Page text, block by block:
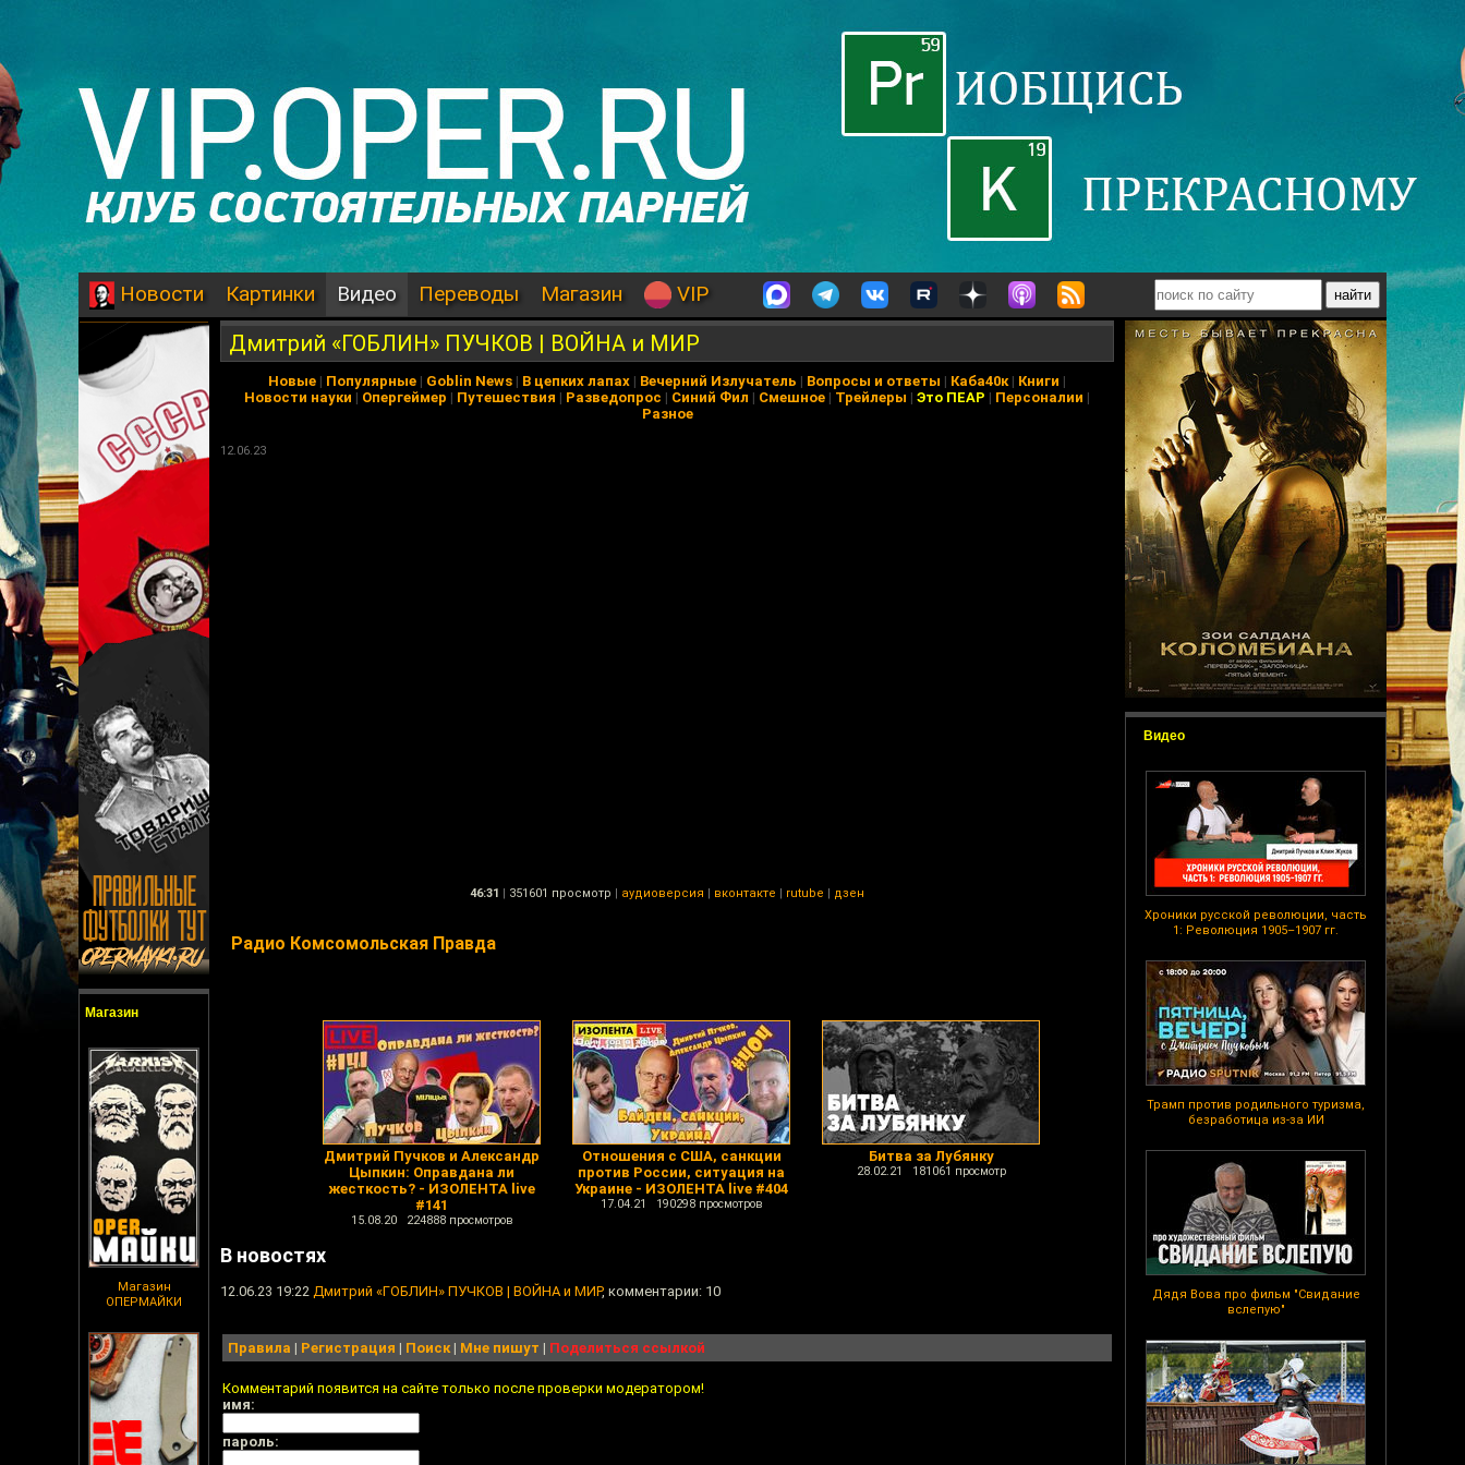
Новости Картинки Видео Переводы Магазин VIP
Магазин
Магазин
ОПЕРМАЙКИ
Видео
Хроники русской революции, часть
1: Революция 1905–1907 гг.
Трамп против родильного туризма,
безработица из-за ИИ
Дядя Вова про фильм "Свидание
вслепую"
Дмитрий «ГОБЛИН» ПУЧКОВ | ВОЙНА и МИР
Новые | Популярные | Goblin News | В цепких лапах | Вечерний Излучатель | Вопросы и ответы | Каба40к| Книги |
Новости науки | Опергеймер | Путешествия | Разведопрос | Синий Фил | Смешное | Трейлеры | Это ПЕАР | Персоналии |
Разное
12.06.23
46:31 | 351601 просмотр | аудиоверсия | вконтакте | rutube | дзен
Радио Комсомольская Правда
Дмитрий Пучков и Александр
Цыпкин: Оправдана ли
жесткость? - ИЗОЛЕНТА live
#141
15.08.20 224888 просмотров
Отношения с США, санкции
против России, ситуация на
Украине - ИЗОЛЕНТА live #404
17.04.21 190298 просмотров
Битва за Лубянку
28.02.21 181061 просмотр
В новостях
12.06.23 19:22 Дмитрий «ГОБЛИН» ПУЧКОВ | ВОЙНА и МИР, комментарии: 10
Правила | Регистрация | Поиск| Мне пишут | Поделиться ссылкой
Комментарий появится на сайте только после проверки модератором!
имя:
пароль: